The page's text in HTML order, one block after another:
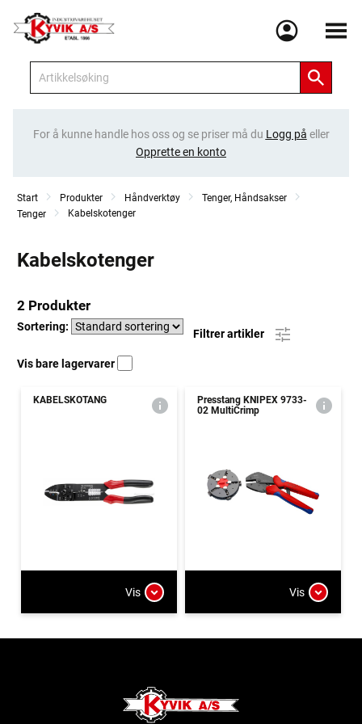
Meny
For å kunne handle hos oss og se priser må du Logg på eller
Opprette en konto
Start Produkter Håndverktøy
Tenger, Håndsakser
Tenger
Kabelskotenger
Kabelskotenger
2 Produkter
Sortering:
Filtrer artikler
Vis bare lagervarer
KABELSKOTANG
Vis
Presstang KNIPEX 9733-
02 MultiCrimp
Vis